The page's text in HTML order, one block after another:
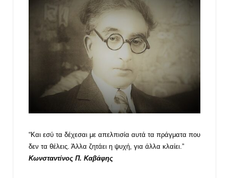
“Και εσύ τα δέχεσαι με απελπισία αυτά τα πράγματα που
δεν τα θέλεις. Άλλα ζητάει η ψυχή, για άλλα κλαίει.”
Κωνσταντίνος Π. Καβάφης